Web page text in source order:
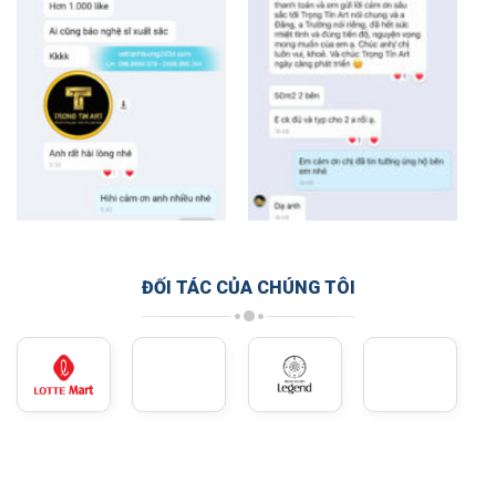
ĐỐI TÁC CỦA CHÚNG TÔI